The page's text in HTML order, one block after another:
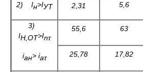
2) Iн>IУТ 2,31 5,6
3)
IН,ОТ>Inτ
iан> iаτ
55,6 63
25,78 17,82